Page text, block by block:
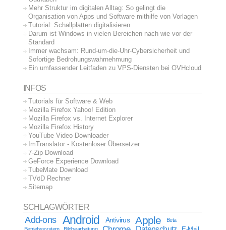
Mehr Struktur im digitalen Alltag: So gelingt die
Organisation von Apps und Software mithilfe von Vorlagen
Tutorial: Schallplatten digitalisieren
Darum ist Windows in vielen Bereichen nach wie vor der
Standard
Immer wachsam: Rund-um-die-Uhr-Cybersicherheit und
Sofortige Bedrohungswahrnehmung
Ein umfassender Leitfaden zu VPS-Diensten bei OVHcloud
INFOS
Tutorials für Software & Web
Mozilla Firefox Yahoo! Edition
Mozilla Firefox vs. Internet Explorer
Mozilla Firefox History
YouTube Video Downloader
ImTranslator - Kostenloser Übersetzer
7-Zip Download
GeForce Experience Download
TubeMate Download
TVöD Rechner
Sitemap
SCHLAGWÖRTER
Add-ons Android Antivirus Apple
Beta